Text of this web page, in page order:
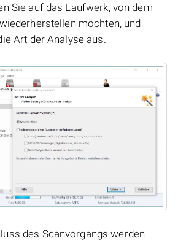
Sie auf das Laufwerk, von dem
möchten, und
Art der Analyse aus.
des Scanvorgangs werden